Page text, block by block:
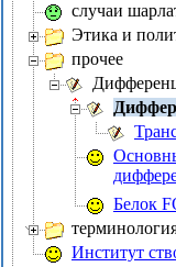
случаи
Этика и
прочее
Белок
Институт